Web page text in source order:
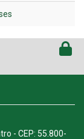
- CEP: 55.800-